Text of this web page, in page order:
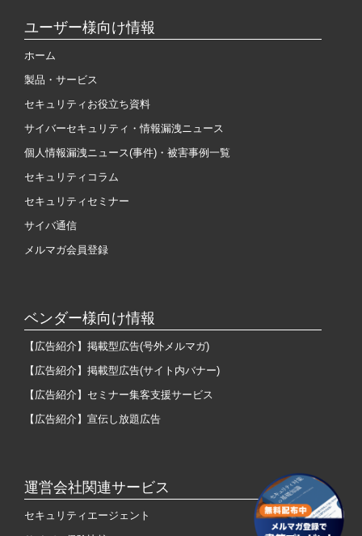
ユーザー様向け情報
ホーム
製品・サービス
セキュリティお役立ち資料
サイバーセキュリティ・情報漏洩ニュース
個人情報漏洩ニュース(事件)・被害事例一覧
セキュリティコラム
セキュリティセミナー
サイバ通信
メルマガ会員登録
ベンダー様向け情報
【広告紹介】掲載型広告(号外メルマガ)
【広告紹介】掲載型広告(サイト内バナー)
【広告紹介】セミナー集客支援サービス
【広告紹介】宣伝し放題広告
運営会社関連サービス
セキュリティエージェント